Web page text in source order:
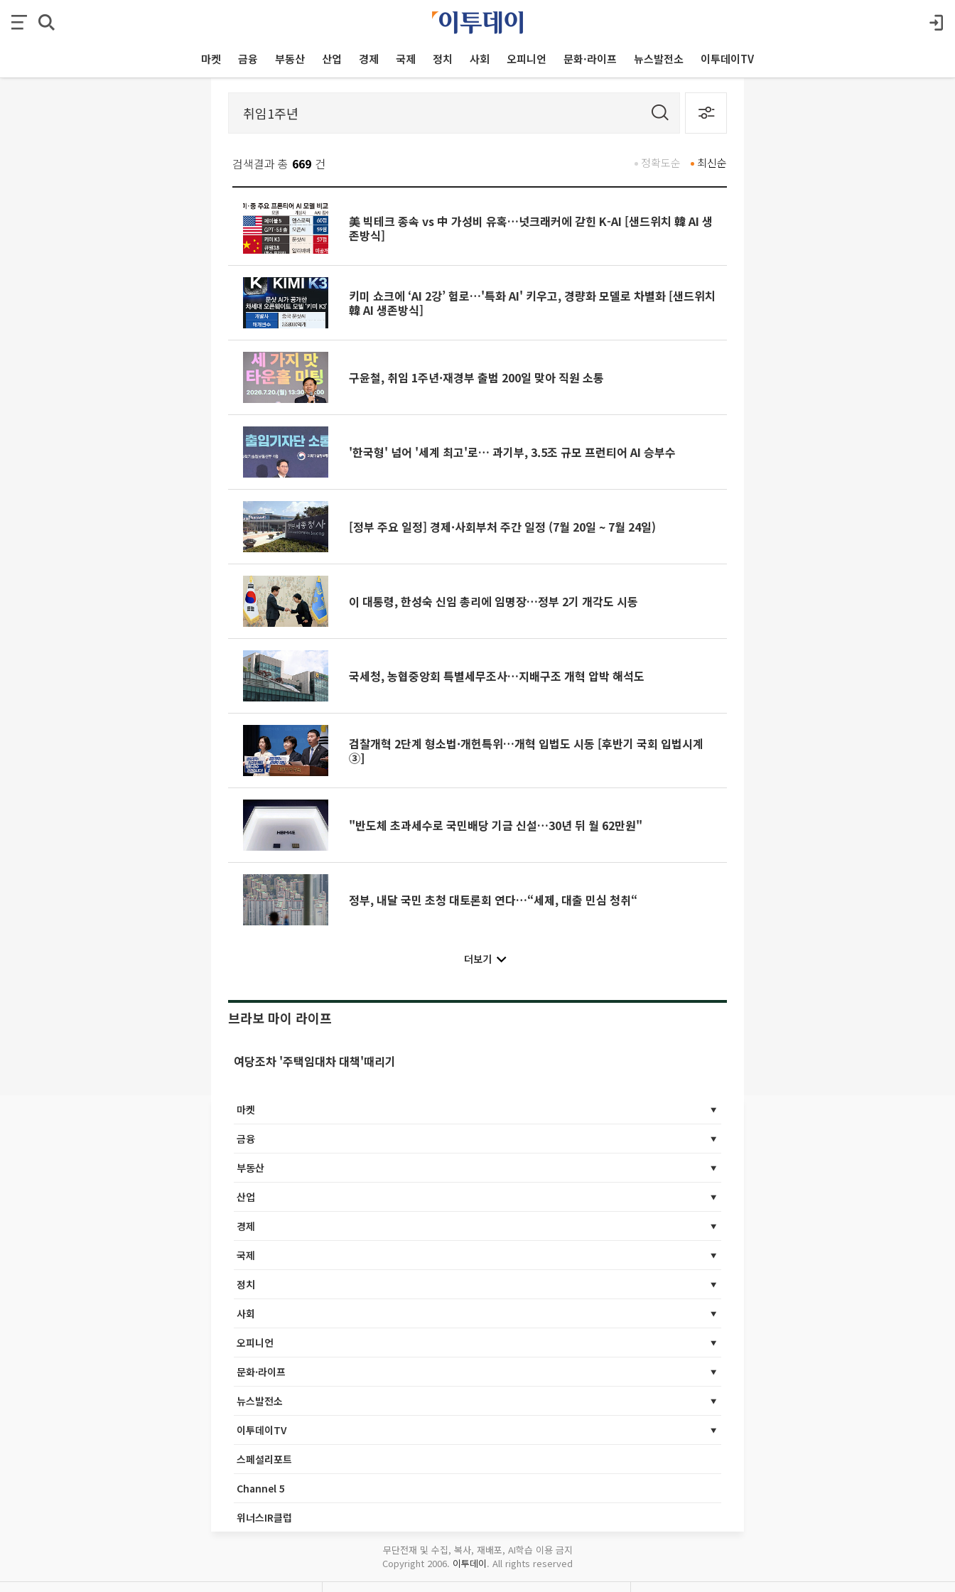
마켓 금융 부동산 산업 경제 국제 정치 사회 오피니언 문화·라이프 뉴스발전소 이투데이TV
검색결과 총 669 건 최신순
정확도순
美 빅테크 종속 vs 中 가성비 유혹…넛크래커에 갇힌 K-AI [샌드위치 韓 AI 생
존방식]
키미 쇼크에 ‘AI 2강’ 험로…'특화 AI' 키우고, 경량화 모델로 차별화 [샌드위치
韓 AI 생존방식]
구윤철, 취임 1주년·재경부 출범 200일 맞아 직원 소통
'한국형' 넘어 '세계 최고'로… 과기부, 3.5조 규모 프런티어 AI 승부수
[정부 주요 일정] 경제·사회부처 주간 일정 (7월 20일 ~ 7월 24일)
이 대통령, 한성숙 신임 총리에 임명장…정부 2기 개각도 시동
국세청, 농협중앙회 특별세무조사…지배구조 개혁 압박 해석도
검찰개혁 2단계 형소법·개헌특위…개혁 입법도 시동 [후반기 국회 입법시계
③]
"반도체 초과세수로 국민배당 기금 신설…30년 뒤 월 62만원"
정부, 내달 국민 초청 대토론회 연다…“세제, 대출 민심 청취“
더보기
브라보 마이 라이프
여당조차 '주택임대차 대책'때리기
마켓
금융
부동산
산업
경제
국제
정치
사회
오피니언
문화·라이프
뉴스발전소
이투데이TV
스페셜리포트
Channel 5
위너스IR클럽
무단전재 및 수집, 복사, 재배포, AI학습 이용 금지
Copyright 2006. 이투데이. All rights reserved